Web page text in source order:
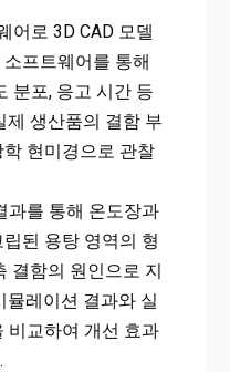
어로 3D CAD 모델
프트웨어를 통해
분포, 응고 시간 등
제 생산품의 결함 부
현미경으로 관찰
를 통해 온도장과
된 용탕 영역의 형
결함의 원인으로 지
뮬레이션 결과와 실
비교하여 개선 효과